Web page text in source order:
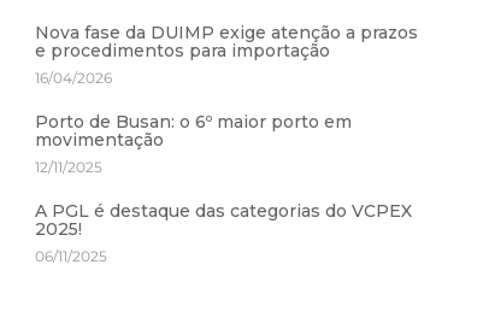
Nova fase da DUIMP exige atenção a prazos
e procedimentos para importação
16/04/2026
Porto de Busan: o 6º maior porto em
movimentação
12/11/2025
A PGL é destaque das categorias do VCPEX
2025!
06/11/2025